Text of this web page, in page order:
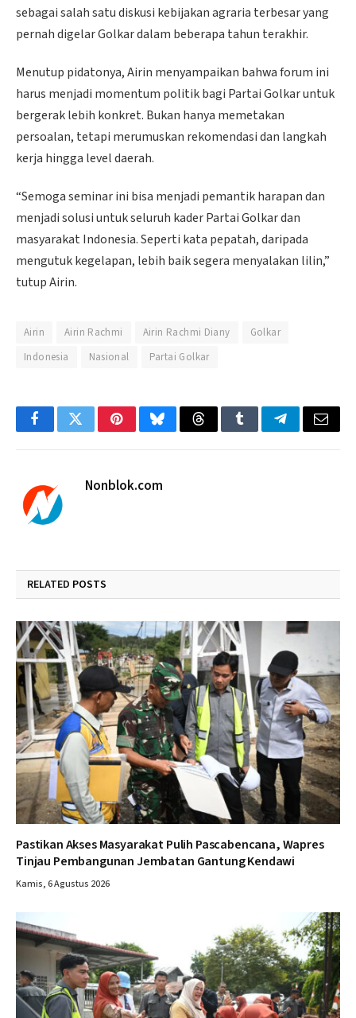
sebagai salah satu diskusi kebijakan agraria terbesar yang
pernah digelar Golkar dalam beberapa tahun terakhir.
Menutup pidatonya, Airin menyampaikan bahwa forum ini
harus menjadi momentum politik bagi Partai Golkar untuk
bergerak lebih konkret. Bukan hanya memetakan
persoalan, tetapi merumuskan rekomendasi dan langkah
kerja hingga level daerah.
“Semoga seminar ini bisa menjadi pemantik harapan dan
menjadi solusi untuk seluruh kader Partai Golkar dan
masyarakat Indonesia. Seperti kata pepatah, daripada
mengutuk kegelapan, lebih baik segera menyalakan lilin,”
tutup Airin.
Airin Airin Rachmi Airin Rachmi Diany
Golkar
Indonesia
Nasional Partai Golkar
FacebookTwitterPinterestBlueskyThreadsTumblrTelegramEmail
Nonblok.com
RELATED POSTS
Pastikan Akses Masyarakat Pulih Pascabencana, Wapres
Tinjau Pembangunan Jembatan Gantung Kendawi
Kamis, 6 Agustus 2026